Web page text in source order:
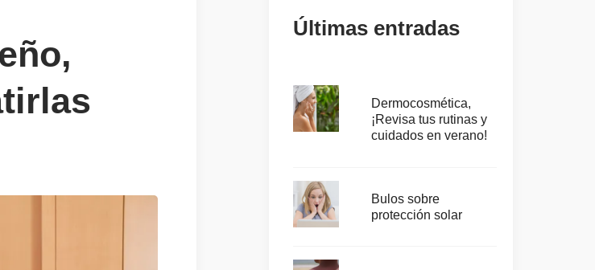
Últimas entradas
Dermocosmética,
¡Revisa tus rutinas y
cuidados en verano!
Bulos sobre
protección solar